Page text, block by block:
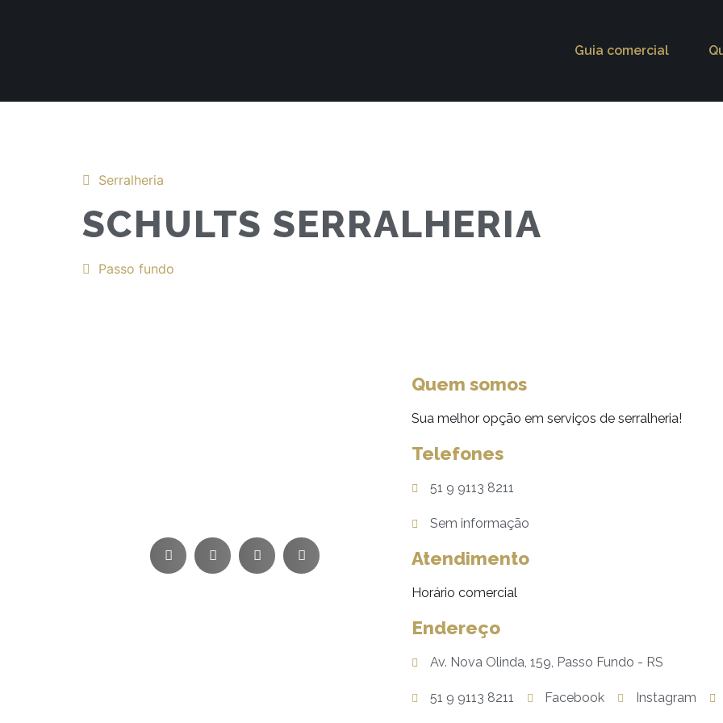
Guia comercial
Serralheria
SCHULTS SERRALHERIA
Passo fundo
Quem somos
Sua melhor opção em serviços de serralheria!
Telefones
51 9 9113 8211
Sem informação
Atendimento
Horário comercial
Endereço
Av. Nova Olinda, 159, Passo Fundo - RS
51 9 9113 8211 Facebook Instagram